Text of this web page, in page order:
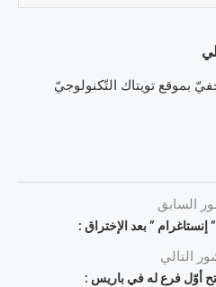
بموقع تويتاك التّكنولوجيّ
السابق
” بعد الإختراق :
التالي